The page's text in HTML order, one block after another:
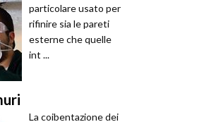
particolare usato per
rifinire sia le pareti
esterne che quelle
int ...
La coibentazione dei